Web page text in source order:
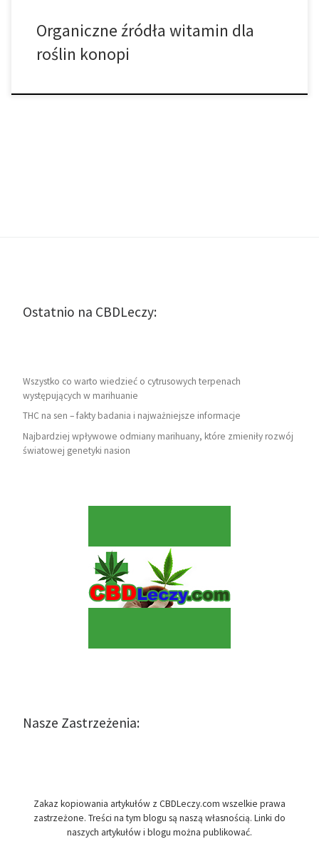
Organiczne źródła witamin dla
roślin konopi
Ostatnio na CBDLeczy:
Wszystko co warto wiedzieć o cytrusowych terpenach
występujących w marihuanie
THC na sen – fakty badania i najważniejsze informacje
Najbardziej wpływowe odmiany marihuany, które zmieniły rozwój
światowej genetyki nasion
Nasze Zastrzeżenia:
Zakaz kopiowania artykułów z CBDLeczy.com wszelkie prawa
zastrzeżone. Treści na tym blogu są naszą własnością. Linki do
naszych artykułów i blogu można publikować.